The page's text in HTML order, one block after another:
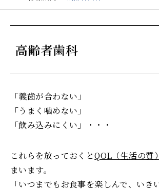
高齢者歯科
「義歯が合わない」
「うまく噛めない」
「飲み込みにくい」・・・
これらを放っておくとQOL（生活の質
まいます。
「いつまでもお食事を楽しんで、いき